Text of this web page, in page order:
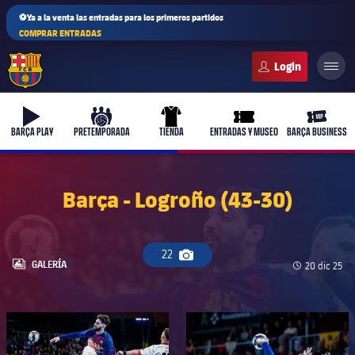
⚽Ya a la venta las entradas para los primeros partidos
COMPRAR ENTRADAS
b-play
BARÇA PLAY
culers-ball
PRETEMPORADA
uniform
TIENDA
ticket-full
ENTRADAS Y MUSEO
ticket-
BARÇA BUSINESS
Barça - Logroño (43-30)
22
Icono de cámara
LABEL.ARIA.GALLERY
GALERÍA Fecha de
20 dic 25
FC Barcelona club badge FC Barcelona club badge